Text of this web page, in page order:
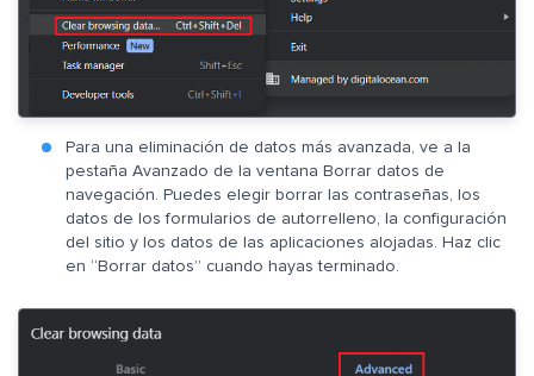
Para una eliminación de datos más avanzada, ve a la
pestaña Avanzado de la ventana Borrar datos de
navegación. Puedes elegir borrar las contraseñas, los
datos de los formularios de autorrelleno, la configuración
del sitio y los datos de las aplicaciones alojadas. Haz clic
en “Borrar datos” cuando hayas terminado.